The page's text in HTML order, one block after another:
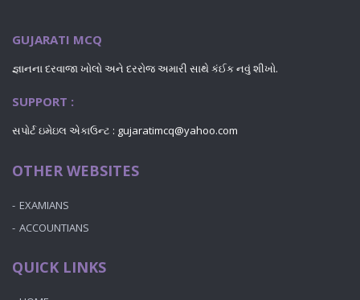
GUJARATI MCQ
જ્ઞાનના દરવાજા ખોલો અને દરરોજ અમારી સાથે કંઈક નવું શીખો.
SUPPORT :
સપોર્ટ ઇમેઇલ એકાઉન્ટ : gujaratimcq@yahoo.com
OTHER WEBSITES
EXAMIANS
ACCOUNTIANS
QUICK LINKS